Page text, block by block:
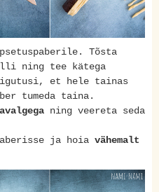
Tõsta
ning tee kätega
et hele tainas
tumeda taina.
ning veereta seda
ja hoia vähemalt